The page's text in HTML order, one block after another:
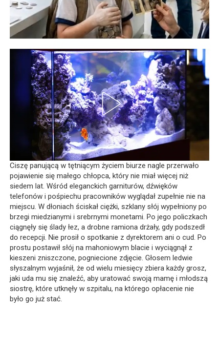
Ciszę panującą w tętniącym życiem biurze nagle przerwało
pojawienie się małego chłopca, który nie miał więcej niż
siedem lat. Wśród eleganckich garniturów, dźwięków
telefonów i pośpiechu pracowników wyglądał zupełnie nie na
miejscu. W dłoniach ściskał ciężki, szklany słój wypełniony po
brzegi miedzianymi i srebrnymi monetami. Po jego policzkach
ciągnęły się ślady łez, a drobne ramiona drżały, gdy podszedł
do recepcji. Nie prosił o spotkanie z dyrektorem ani o cud. Po
prostu postawił słój na mahoniowym blacie i wyciągnął z
kieszeni zniszczone, pogniecione zdjęcie. Głosem ledwie
słyszalnym wyjaśnił, że od wielu miesięcy zbiera każdy grosz,
jaki uda mu się znaleźć, aby uratować swoją mamę i młodszą
siostrę, które utknęły w szpitalu, na którego opłacenie nie
było go już stać.